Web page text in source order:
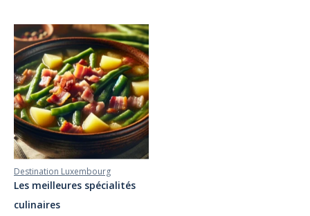
Destination Luxembourg
Les meilleures spécialités
culinaires